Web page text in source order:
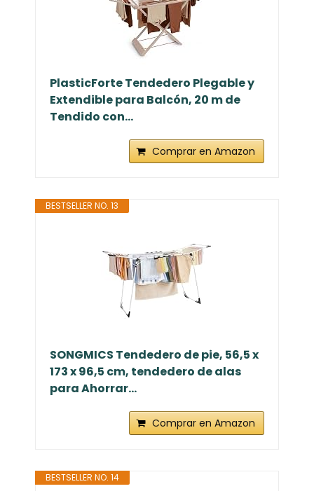
PlasticForte Tendedero Plegable y
Extendible para Balcón, 20 m de
Tendido con...
Comprar en Amazon
BESTSELLER NO. 13
SONGMICS Tendedero de pie, 56,5 x
173 x 96,5 cm, tendedero de alas
para Ahorrar...
Comprar en Amazon
BESTSELLER NO. 14